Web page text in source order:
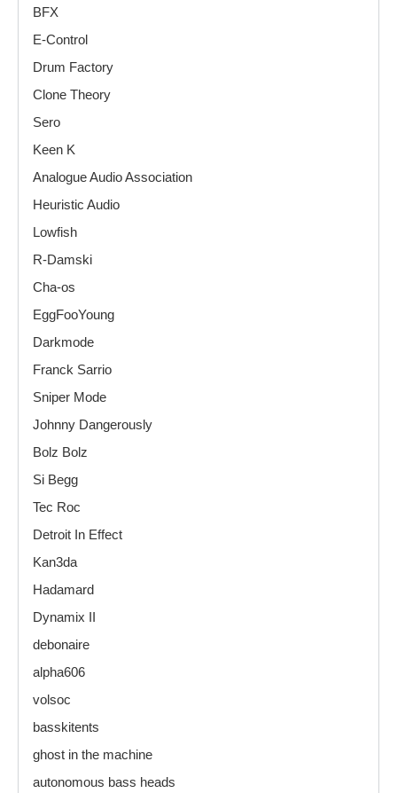
BFX
E-Control
Drum Factory
Clone Theory
Sero
Keen K
Analogue Audio Association
Heuristic Audio
Lowfish
R-Damski
Cha-os
EggFooYoung
Darkmode
Franck Sarrio
Sniper Mode
Johnny Dangerously
Bolz Bolz
Si Begg
Tec Roc
Detroit In Effect
Kan3da
Hadamard
Dynamix II
debonaire
alpha606
volsoc
basskitents
ghost in the machine
autonomous bass heads